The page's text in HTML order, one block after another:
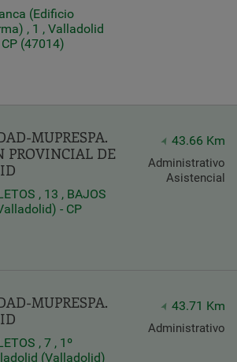
(Edificio
, 1 , Valladolid
(47014)
MUPRESPA.
PROVINCIAL DE
, 13 , BAJOS
- CP
43.66 Km
Administrativo
Asistencial
MUPRESPA.
, 7 , 1º
(Valladolid)
43.71 Km
Administrativo